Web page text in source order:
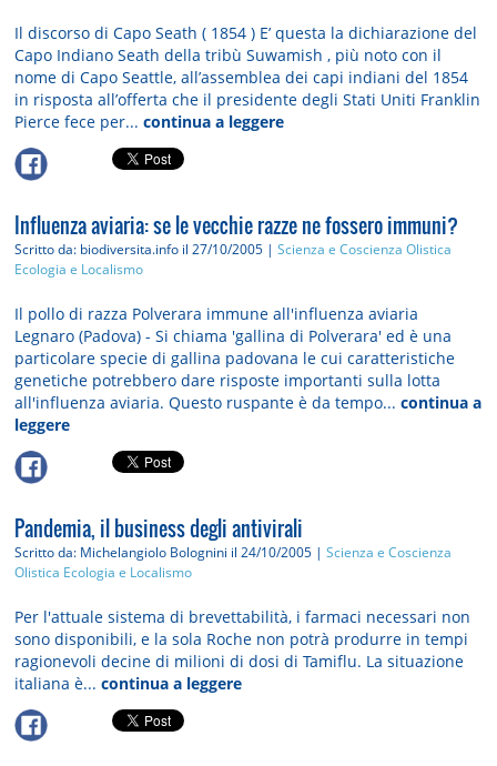
Il discorso di Capo Seath ( 1854 ) E’ questa la dichiarazione del
Capo Indiano Seath della tribù Suwamish , più noto con il
nome di Capo Seattle, all’assemblea dei capi indiani del 1854
in risposta all’offerta che il presidente degli Stati Uniti Franklin
Pierce fece per...continua a leggere
Influenza aviaria: se le vecchie razze ne fossero immuni?
Scritto da: biodiversita.info il 27/10/2005 |Scienza e Coscienza Olistica
Ecologia e Localismo
Il pollo di razza Polverara immune all'influenza aviaria
Legnaro (Padova) - Si chiama 'gallina di Polverara' ed è una
particolare specie di gallina padovana le cui caratteristiche
genetiche potrebbero dare risposte importanti sulla lotta
all'influenza aviaria. Questo ruspante è da tempo...continua a
leggere
Pandemia, il business degli antivirali
Scritto da: Michelangiolo Bolognini il 24/10/2005 |Scienza e Coscienza
Olistica Ecologia e Localismo
Per l'attuale sistema di brevettabilità, i farmaci necessari non
sono disponibili, e la sola Roche non potrà produrre in tempi
ragionevoli decine di milioni di dosi di Tamiflu. La situazione
italiana è...continua a leggere